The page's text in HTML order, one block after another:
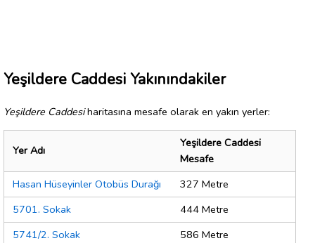
Yeşildere Caddesi Yakınındakiler
Yeşildere Caddesiharitasına mesafe olarak en yakın yerler:
Yer Adı
Yeşildere Caddesi
Mesafe
Hasan Hüseyinler Otobüs Durağı
327 Metre
5701. Sokak
444 Metre
5741/2. Sokak
586 Metre